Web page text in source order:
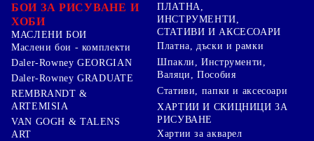
БОИ ЗА РИСУВАНЕ И
ХОБИ
МАСЛЕНИ БОИ
Маслени бои - комплекти
Daler-Rowney GEORGIAN
Daler-Rowney GRADUATE
REMBRANDT &
ARTEMISIA
VAN GOGH & TALENS
ART
ПЛАТНА,
ИНСТРУМЕНТИ,
СТАТИВИ И АКСЕСОАРИ
Платна, дъски и рамки
Шпакли, Инструменти,
Валяци, Пособия
Стативи, папки и аксесоари
ХАРТИИ И СКИЦНИЦИ ЗА
РИСУВАНЕ
Хартии за акварел